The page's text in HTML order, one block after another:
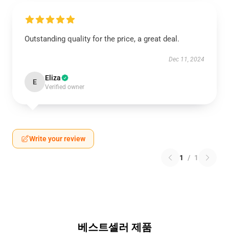
Outstanding quality for the price, a great deal.
Dec 11, 2024
E Eliza
Verified owner
Write your review
1 / 1
베스트셀러 제품